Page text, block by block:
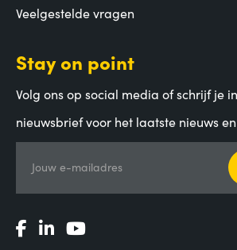
Veelgestelde vragen
Stay on point
Volg ons op social media of schrijf je
nieuwsbrief voor het laatste nieuws
Jouw e-mailadres